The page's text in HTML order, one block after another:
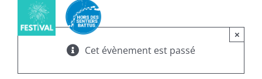
Cet évènement est passé
×